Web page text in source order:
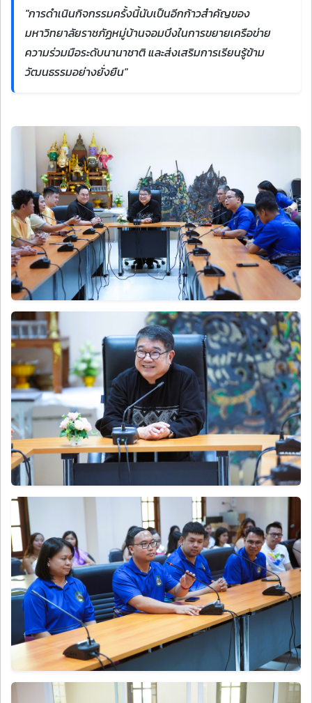
"การดำเนินกิจกรรมครั้งนี้นับเป็นอีกก้าวสำคัญของ
มหาวิทยาลัยราชภัฏหมู่บ้านจอมบึงในการขยายเครือข่าย
ความร่วมมือระดับนานาชาติ และส่งเสริมการเรียนรู้ข้าม
วัฒนธรรมอย่างยั่งยืน"